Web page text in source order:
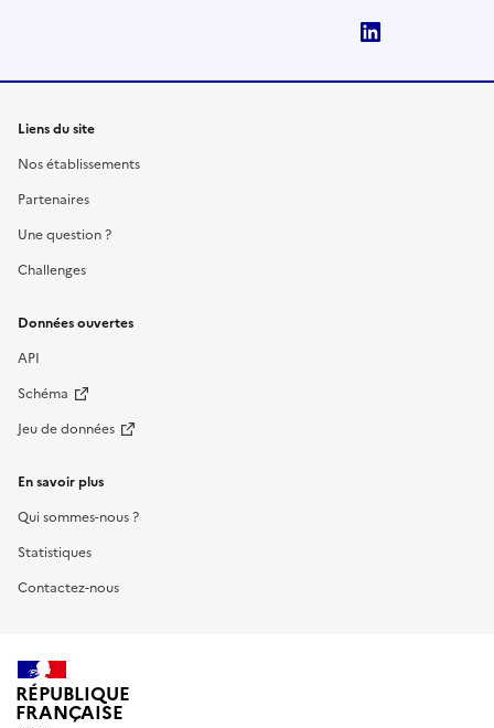
Liens du site
Nos établissements
Partenaires
Une question ?
Challenges
Données ouvertes
API
Schéma
Jeu de données
En savoir plus
Qui sommes-nous ?
Statistiques
Contactez-nous
RÉPUBLIQUE
FRANÇAISE